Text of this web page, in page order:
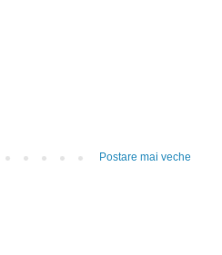
Postare mai veche